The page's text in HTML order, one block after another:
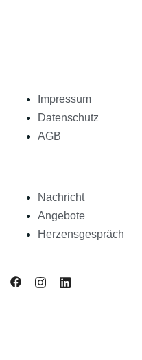
Impressum
Datenschutz
AGB
Nachricht
Angebote
Herzensgespräch